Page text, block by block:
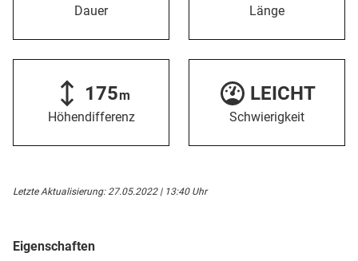
Dauer
Länge
175m
Höhendifferenz
LEICHT
Schwierigkeit
Letzte Aktualisierung: 27.05.2022 | 13:40 Uhr
Eigenschaften